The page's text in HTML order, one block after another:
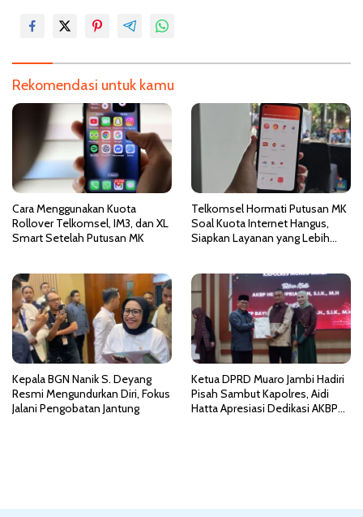
i
p
Rekomendasi untuk kamu
Cara Menggunakan Kuota
Rollover Telkomsel, IM3, dan XL
Smart Setelah Putusan MK
Telkomsel Hormati Putusan MK
Soal Kuota Internet Hangus,
Siapkan Layanan yang Lebih
Kepala BGN Nanik S. Deyang
Resmi Mengundurkan Diri, Fokus
Jalani Pengobatan Jantung
Ketua DPRD Muaro Jambi Hadiri
Pisah Sambut Kapolres, Aidi
Hatta Apresiasi Dedikasi AKBP